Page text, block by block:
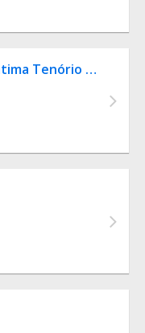
Cirurgiã Dentista Dra Izabel Fátima Tenório Martins